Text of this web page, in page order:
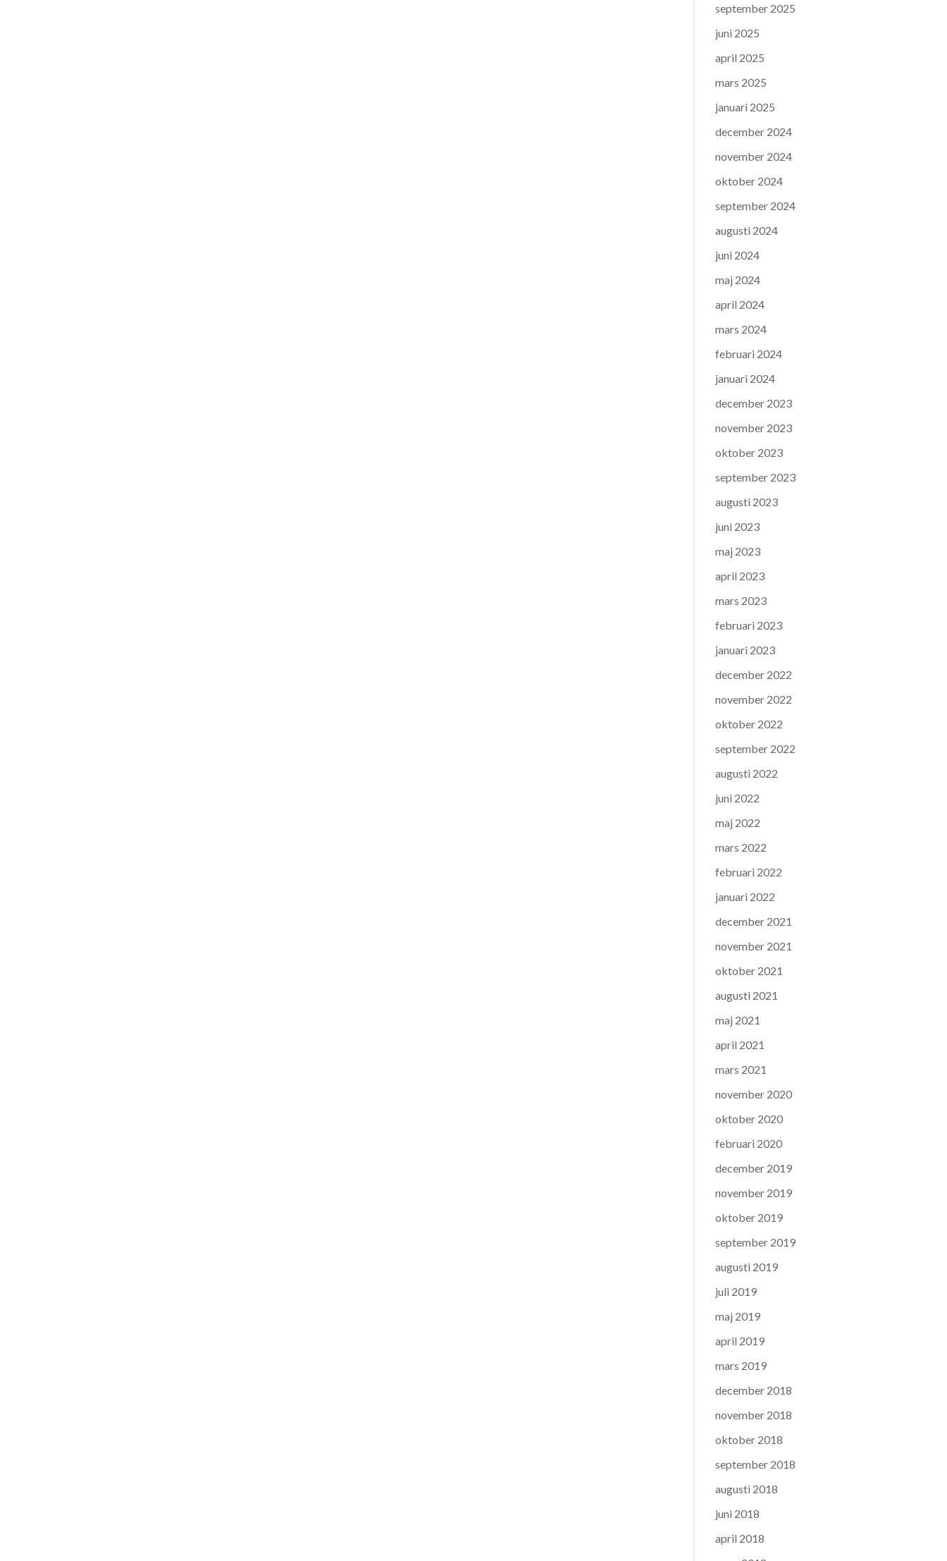
september 2025
juni 2025
april 2025
mars 2025
januari 2025
december 2024
november 2024
oktober 2024
september 2024
augusti 2024
juni 2024
maj 2024
april 2024
mars 2024
februari 2024
januari 2024
december 2023
november 2023
oktober 2023
september 2023
augusti 2023
juni 2023
maj 2023
april 2023
mars 2023
februari 2023
januari 2023
december 2022
november 2022
oktober 2022
september 2022
augusti 2022
juni 2022
maj 2022
mars 2022
februari 2022
januari 2022
december 2021
november 2021
oktober 2021
augusti 2021
maj 2021
april 2021
mars 2021
november 2020
oktober 2020
februari 2020
december 2019
november 2019
oktober 2019
september 2019
augusti 2019
juli 2019
maj 2019
april 2019
mars 2019
december 2018
november 2018
oktober 2018
september 2018
augusti 2018
juni 2018
april 2018